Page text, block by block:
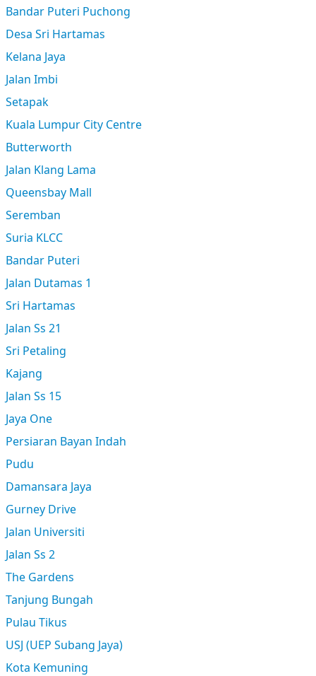
Bandar Puteri Puchong
Desa Sri Hartamas
Kelana Jaya
Jalan Imbi
Setapak
Kuala Lumpur City Centre
Butterworth
Jalan Klang Lama
Queensbay Mall
Seremban
Suria KLCC
Bandar Puteri
Jalan Dutamas 1
Sri Hartamas
Jalan Ss 21
Sri Petaling
Kajang
Jalan Ss 15
Jaya One
Persiaran Bayan Indah
Pudu
Damansara Jaya
Gurney Drive
Jalan Universiti
Jalan Ss 2
The Gardens
Tanjung Bungah
Pulau Tikus
USJ (UEP Subang Jaya)
Kota Kemuning